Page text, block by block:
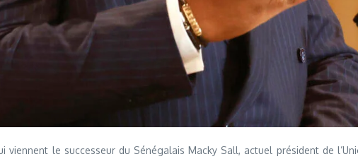
le successeur du Sénégalais Macky Sall, actuel président de